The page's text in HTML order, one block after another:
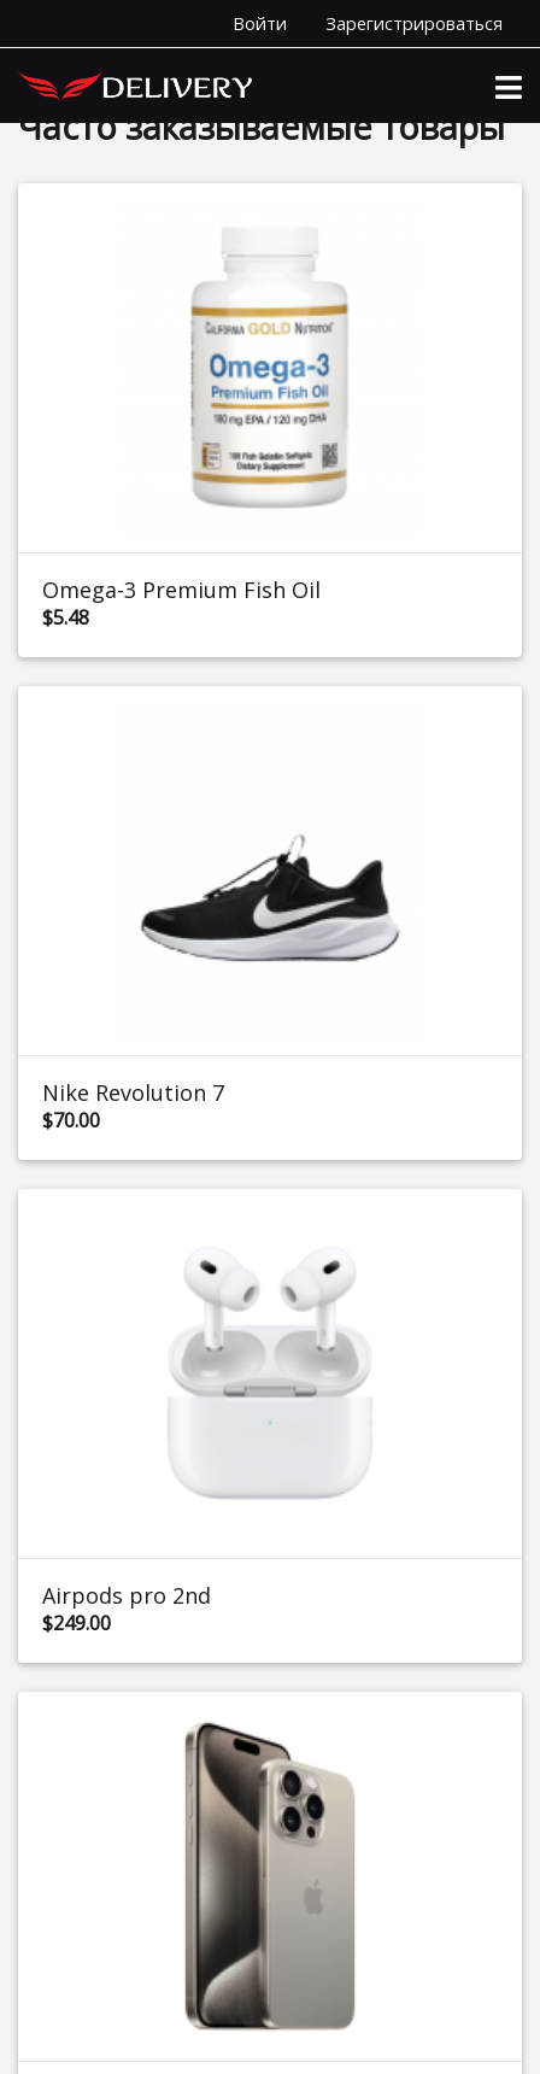
Войти Зарегистрироваться
Часто заказываемые товары
Часто заказываемые товары
Omega-3 Premium Fish Oil
$5.48
Nike Revolution 7
$70.00
Airpods pro 2nd
$249.00